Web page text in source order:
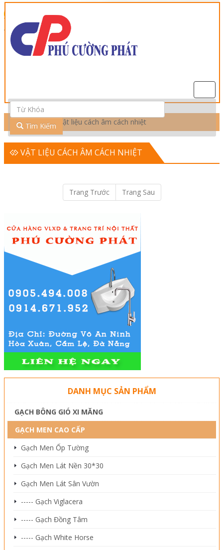
Tìm Kiếm
Trang Chủ Vật liệu cách âm cách nhiệt
VẬT LIỆU CÁCH ÂM CÁCH NHIỆT
Trang Trước Trang Sau
DANH MỤC SẢN PHẨM
GẠCH BÔNG GIÓ XI MĂNG
GẠCH MEN CAO CẤP
Gạch Men Ốp Tường
Gạch Men Lát Nền 30*30
Gạch Men Lát Sân Vườn
----- Gạch Viglacera
----- Gạch Đồng Tâm
----- Gạch White Horse